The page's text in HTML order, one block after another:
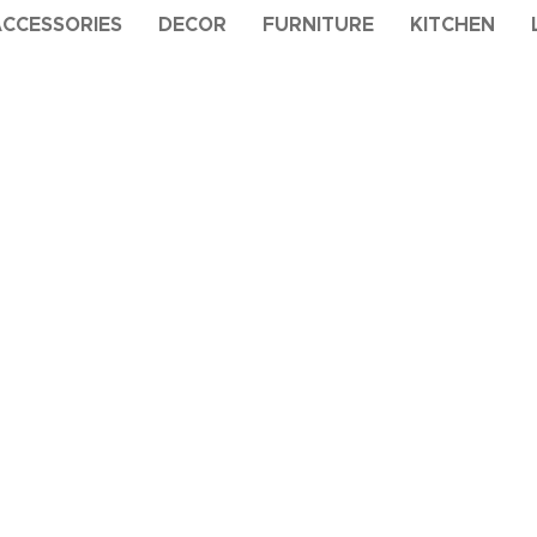
DECOR FURNITURE KITCHEN